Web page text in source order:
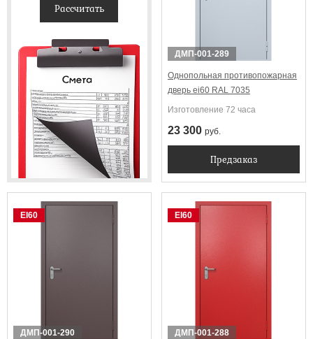
Рассчитать
ДМП-001-289
Однопольная противопожарная
дверь ei60 RAL 7035
Изготовление 72 часа
23 300 руб.
Предзаказ
EI60
ДМП-001-290
EI60
ДМП-001-288